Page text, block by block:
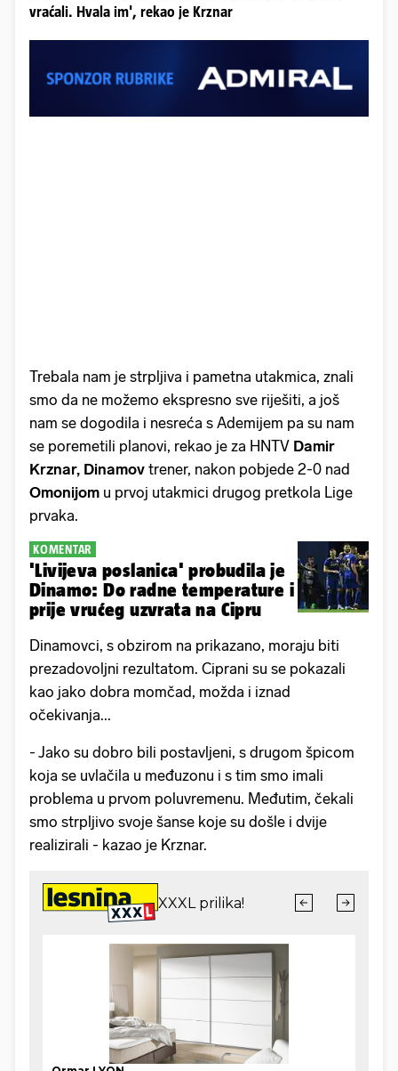
vraćali. Hvala im', rekao je Krznar
Trebala nam je strpljiva i pametna utakmica, znali
smo da ne možemo ekspresno sve riješiti, a još
nam se dogodila i nesreća s Ademijem pa su nam
se poremetili planovi, rekao je za HNTV Damir
Krznar, Dinamov trener, nakon pobjede 2-0 nad
Omonijom u prvoj utakmici drugog pretkola Lige
prvaka.
KOMENTAR
'Livijeva poslanica' probudila je
Dinamo: Do radne temperature i
prije vrućeg uzvrata na Cipru
Dinamovci, s obzirom na prikazano, moraju biti
prezadovoljni rezultatom. Ciprani su se pokazali
kao jako dobra momčad, možda i iznad
očekivanja...
- Jako su dobro bili postavljeni, s drugom špicom
koja se uvlačila u međuzonu i s tim smo imali
problema u prvom poluvremenu. Međutim, čekali
smo strpljivo svoje šanse koje su došle i dvije
realizirali - kazao je Krznar.